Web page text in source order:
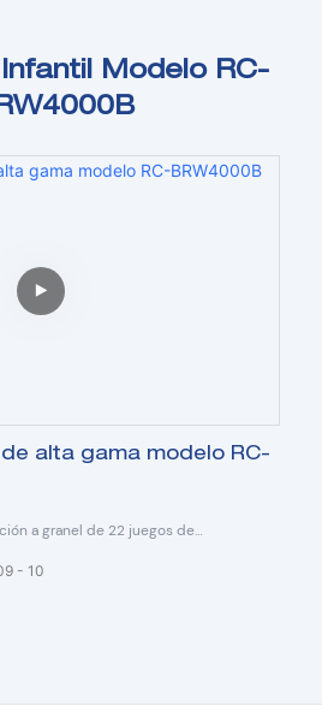
Modelo RC-
alta gama modelo RC-
de 22 juegos de
10